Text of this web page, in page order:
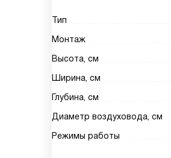
Тип
Монтаж
Высота, см
Ширина, см
Глубина, см
Диаметр воздуховода, см
Режимы работы